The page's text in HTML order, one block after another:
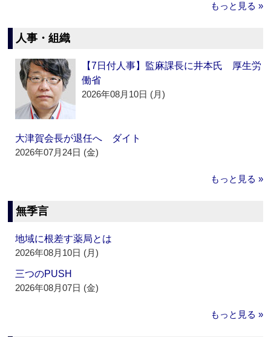
もっと見る »
人事・組織
【7日付人事】監麻課長に井本氏 厚生労
働省
2026年08月10日 (月)
大津賀会長が退任へ ダイト
2026年07月24日 (金)
もっと見る »
無季言
地域に根差す薬局とは
2026年08月10日 (月)
三つのPUSH
2026年08月07日 (金)
もっと見る »